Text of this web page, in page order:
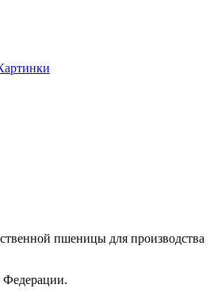
пшеницы для производства
Федерации.